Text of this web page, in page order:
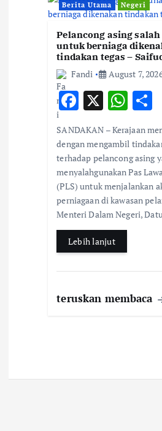
Berita Utama Negeri
Pelancong asing salah
untuk berniaga
tindakan tegas –
Fandi
August 7,
F
ac
e
b
o
o
k
X W
h
at
s
A
p
p
e
SANDAKAN – Kerajaan
dengan mengambil
terhadap pelancong asing
menyalahgunakan Pas
(PLS) untuk menjalankan
perniagaan di kawasan
Menteri Dalam Negeri,
Lebih lanjut
teruskan membaca